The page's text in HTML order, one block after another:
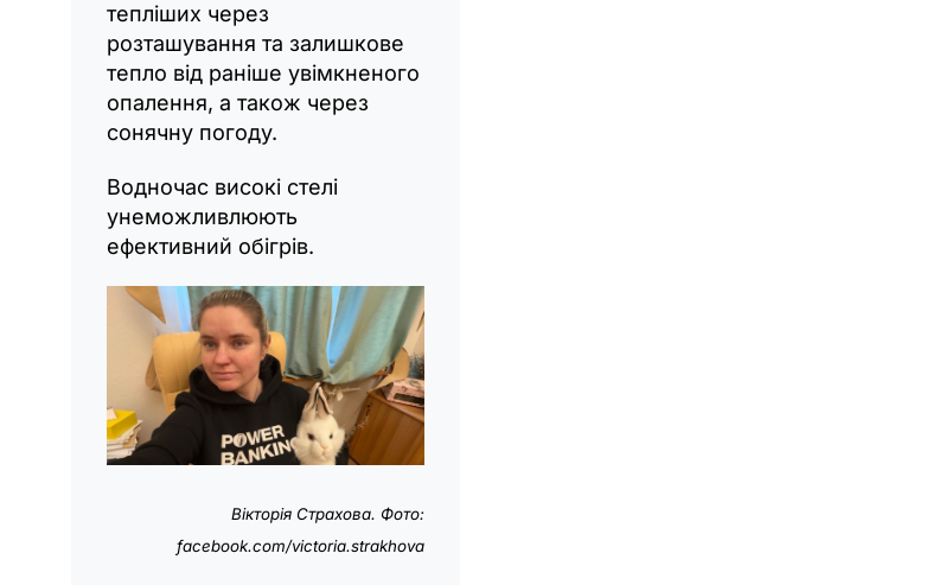
тепліших через
розташування та залишкове
тепло від раніше увімкненого
опалення, а також через
сонячну погоду.
Водночас високі стелі
унеможливлюють
ефективний обігрів.
Вікторія Страхова. Фото:
facebook.com/victoria.strakhova